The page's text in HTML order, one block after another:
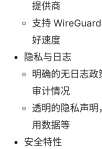
提供商
支持
好速度
隐私与日志
明确的无日志
审计情况
透明的隐私声
用数据等
安全特性